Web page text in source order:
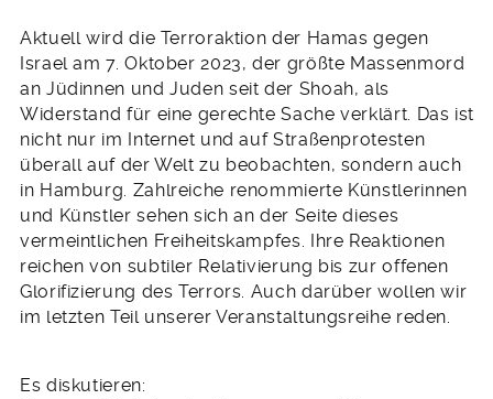
Aktuell wird die Terroraktion der Hamas gegen
Israel am 7. Oktober 2023, der größte Massenmord
an Jüdinnen und Juden seit der Shoah, als
Widerstand für eine gerechte Sache verklärt. Das ist
nicht nur im Internet und auf Straßenprotesten
überall auf der Welt zu beobachten, sondern auch
in Hamburg. Zahlreiche renommierte Künstlerinnen
und Künstler sehen sich an der Seite dieses
vermeintlichen Freiheitskampfes. Ihre Reaktionen
reichen von subtiler Relativierung bis zur offenen
Glorifizierung des Terrors. Auch darüber wollen wir
im letzten Teil unserer Veranstaltungsreihe reden.
Es diskutieren: